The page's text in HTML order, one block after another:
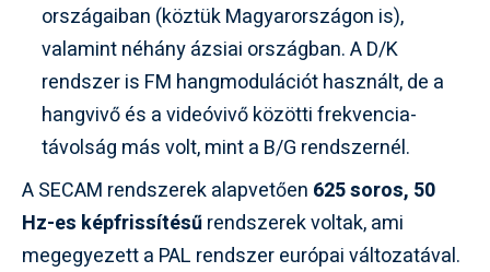
országaiban (köztük Magyarországon is),
valamint néhány ázsiai országban. A D/K
rendszer is FM hangmodulációt használt, de a
hangvivő és a videóvivő közötti frekvencia-
távolság más volt, mint a B/G rendszernél.
A SECAM rendszerek alapvetően 625 soros, 50
Hz-es képfrissítésűrendszerek voltak, ami
megegyezett a PAL rendszer európai változatával.